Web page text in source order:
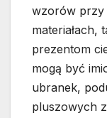
wzorów przy
materiałach,
prezentom
mogą być
ubranek,
pluszowych